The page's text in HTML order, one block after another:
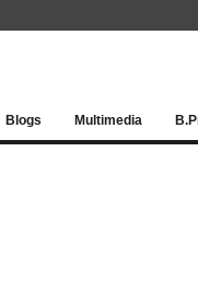
Blogs Multimedia